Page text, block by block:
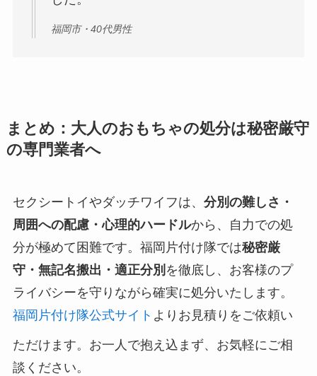
福岡市・40代男性
まとめ：大人のおもちゃの処分は秘密厳守
の専門業者へ
セクシートイやダッチワイフは、 分別の難しさ・
周囲への配慮・心理的ハードルから、自力での処
分が極めて困難です。福岡片付け隊では秘密厳
守・無記名搬出・適正分別 を徹底し、お客様のプ
ライバシーを守りながら確実に処分いたします。
福岡片付け隊公式サイト よりお見積りをご依頼い
ただけます。お一人で抱え込まず、お気軽にご相
談ください。